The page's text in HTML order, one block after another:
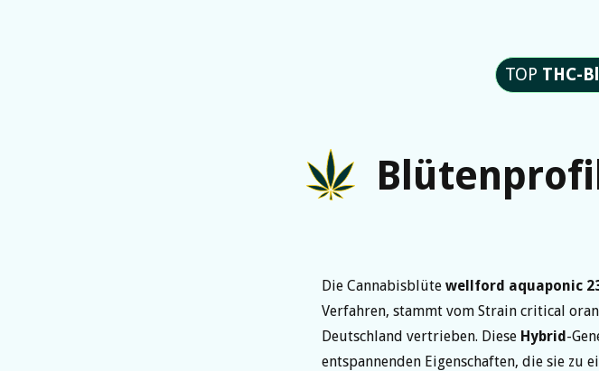
TOP THC-
Die Cannabisblüte wellford aquaponic
Verfahren, stammt vom Strain critical
Deutschland vertrieben. Diese Hybrid-
entspannenden Eigenschaften, die sie zu